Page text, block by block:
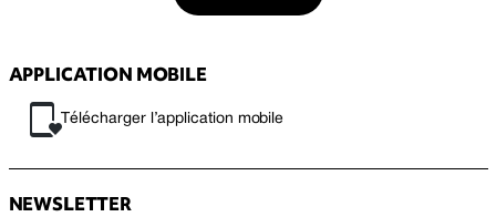
APPLICATION MOBILE
Télécharger l’application mobile
NEWSLETTER